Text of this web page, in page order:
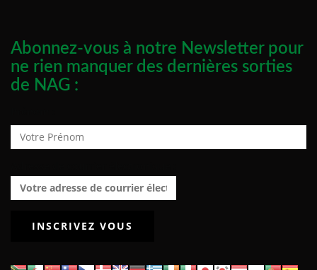
Abonnez-vous à notre Newsletter pour
ne rien manquer des dernières sorties
de NAG :